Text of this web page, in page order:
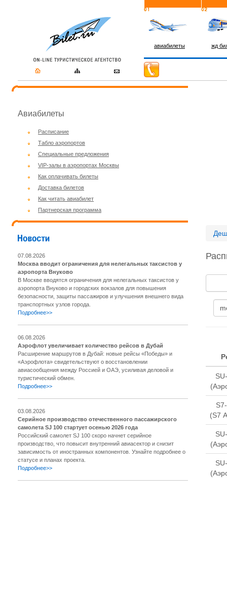
авиабилеты жд
Авиабилеты
Расписание
Табло аэропортов
Специальные предложения
VIP-залы в аэропортах Москвы
Как оплачивать билеты
Доставка билетов
Как читать авиабилет
Партнерская программа
07.08.2026
Москва вводит ограничения для нелегальных таксистов у
аэропорта Внуково
В Москве вводятся ограничения для нелегальных таксистов у
аэропорта Внуково и городских вокзалов для повышения
безопасности, защиты пассажиров и улучшения внешнего вида
транспортных узлов города.
Подробнее>>
06.08.2026
Аэрофлот увеличивает количество рейсов в Дубай
Расширение маршрутов в Дубай: новые рейсы «Победы» и
«Аэрофлота» свидетельствуют о восстановлении
авиасообщения между Россией и ОАЭ, усиливая деловой и
туристический обмен.
Подробнее>>
03.08.2026
Серийное производство отечественного пассажирского
самолета SJ 100 стартует осенью 2026 года
Российский самолет SJ 100 скоро начнет серийное
производство, что повысит внутренний авиасектор и снизит
зависимость от иностранных компонентов. Узнайте подробнее о
статусе и планах проекта.
Подробнее>>
(S7